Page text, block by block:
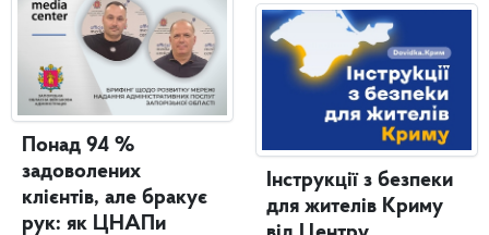
Понад 94 %
задоволених
клієнтів, але бракує
рук: як ЦНАПи
Інструкції з безпеки
для жителів Криму